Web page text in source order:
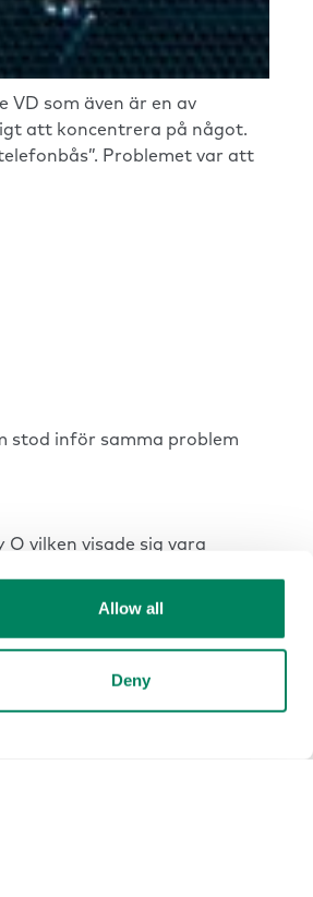
Allow all
Deny
VD som även är en av
att koncentrera på något.
Problemet var att
stod inför samma problem
vilken visade sig vara
SAP och Deloitte köpa dem